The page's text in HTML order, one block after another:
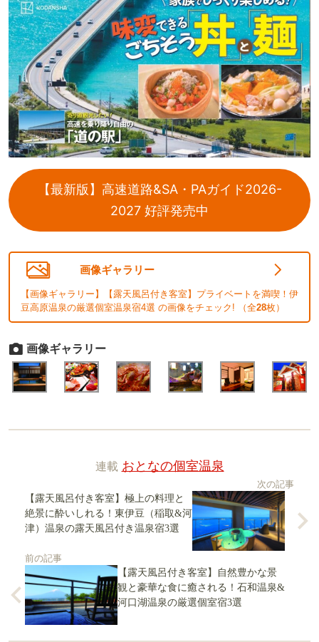
【最新版】高速道路&SA・PAガイド2026-
2027 好評発売中
画像ギャラリー
【画像ギャラリー】【露天風呂付き客室】プライベートを満喫！伊
豆高原温泉の厳選個室温泉宿4選 の画像をチェック! （全28枚）
画像ギャラリー
連載 おとなの個室温泉
次の記事
【露天風呂付き客室】極上の料理と
絶景に酔いしれる！東伊豆（稲取&河
津）温泉の露天風呂付き温泉宿3選
前の記事
【露天風呂付き客室】自然豊かな景
観と豪華な食に癒される！石和温泉&
河口湖温泉の厳選個室宿3選